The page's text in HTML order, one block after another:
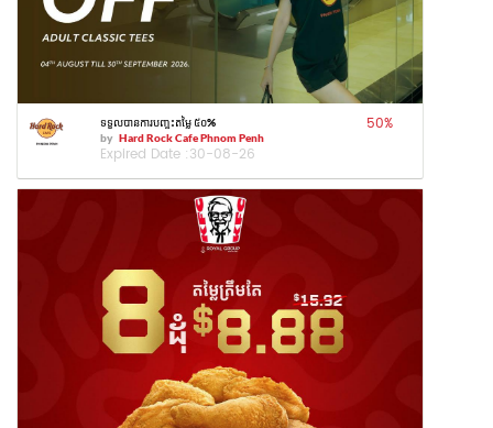
ទទួលបានការបញ្ចុះតម្លៃ ៥០%
by Hard Rock Cafe Phnom Penh
Expired Date :30-08-26
50%